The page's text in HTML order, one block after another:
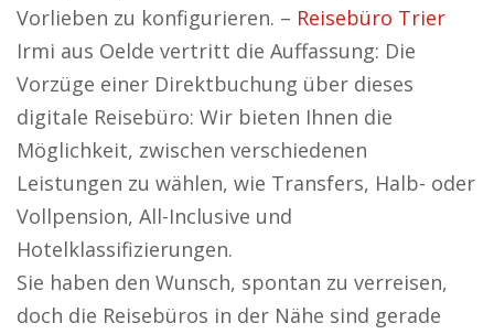
Vorlieben zu konfigurieren. – Reisebüro Trier
Irmi aus Oelde vertritt die Auffassung: Die
Vorzüge einer Direktbuchung über dieses
digitale Reisebüro: Wir bieten Ihnen die
Möglichkeit, zwischen verschiedenen
Leistungen zu wählen, wie Transfers, Halb- oder
Vollpension, All-Inclusive und
Hotelklassifizierungen.
Sie haben den Wunsch, spontan zu verreisen,
doch die Reisebüros in der Nähe sind gerade